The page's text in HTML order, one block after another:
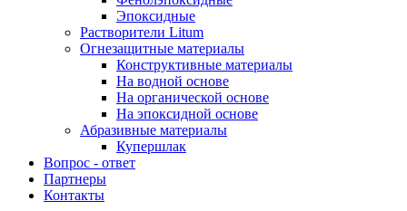
Эпоксидные
Растворители Litum
Огнезащитные материалы
Конструктивные материалы
На водной основе
На органической основе
На эпоксидной основе
Абразивные материалы
Купершлак
Вопрос - ответ
Партнеры
Контакты